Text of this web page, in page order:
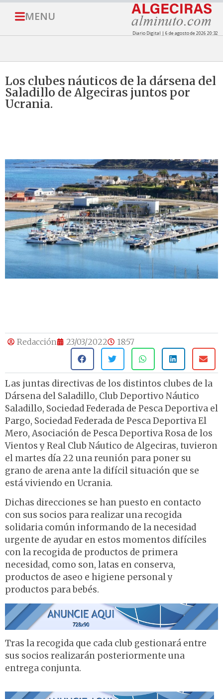
MENU
Diario Digital | 6 de agosto de 2026 20:32
Los clubes náuticos de la dársena del
Saladillo de Algeciras juntos por
Ucrania.
Redacción 23/03/2022 18:57
Las juntas directivas de los distintos clubes de la
Dársena del Saladillo, Club Deportivo Náutico
Saladillo, Sociedad Federada de Pesca Deportiva el
Pargo, Sociedad Federada de Pesca Deportiva El
Mero, Asociación de Pesca Deportiva Rosa de los
Vientos y Real Club Náutico de Algeciras, tuvieron
el martes día 22 una reunión para poner su
grano de arena ante la difícil situación que se
está viviendo en Ucrania.
Dichas direcciones se han puesto en contacto
con sus socios para realizar una recogida
solidaria común informando de la necesidad
urgente de ayudar en estos momentos difíciles
con la recogida de productos de primera
necesidad, como son, latas en conserva,
productos de aseo e higiene personal y
productos para bebés.
Tras la recogida que cada club gestionará entre
sus socios realizarán posteriormente una
entrega conjunta.